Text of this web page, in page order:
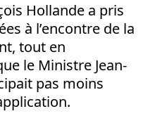
Hollande a pris
à l’encontre de la
tout en
le Ministre Jean-
pas moins